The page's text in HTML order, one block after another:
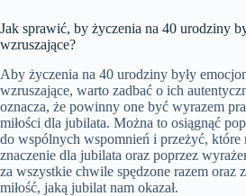
Jak sprawić, by życzenia na 40 urodziny
wzruszające?
Aby życzenia na 40 urodziny były
wzruszające, warto zadbać o ich
oznacza, że powinny one być wyrazem
miłości dla jubilata. Można to osiągnąć
do wspólnych wspomnień i przeżyć, które
znaczenie dla jubilata oraz poprzez
za wszystkie chwile spędzone razem oraz
miłość, jaką jubilat nam okazał.